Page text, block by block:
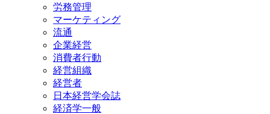
労務管理
マーケティング
流通
企業経営
消費者行動
経営組織
経営者
日本経営学会誌
経済学一般